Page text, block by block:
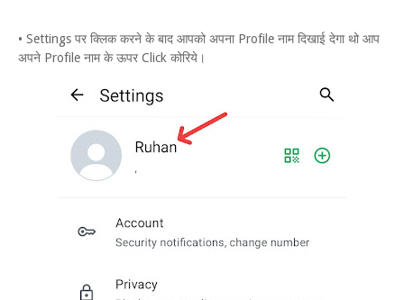
• Settings पर क्लिक करने के बाद आपको अपना Profile नाम दिखाई देगा थो आप
अपने Profile नाम के ऊपर Click कोरिये।